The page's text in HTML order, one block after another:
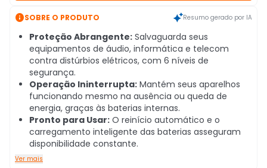
SOBRE O PRODUTO Resumo gerado por IA
Proteção Abrangente: Salvaguarda seus
equipamentos de áudio, informática e telecom
contra distúrbios elétricos, com 6 níveis de
segurança.
Operação Ininterrupta: Mantém seus aparelhos
funcionando mesmo na ausência ou queda de
energia, graças às baterias internas.
Pronto para Usar: O reinício automático e o
carregamento inteligente das baterias asseguram
disponibilidade constante.
Ver mais